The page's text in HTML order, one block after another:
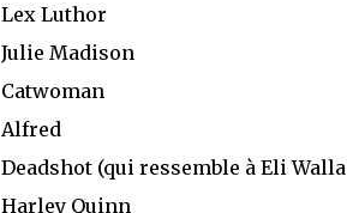
Lex Luthor
Julie Madison
Catwoman
Alfred
Deadshot (qui ressemble à Eli
Harley Quinn